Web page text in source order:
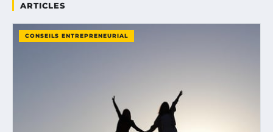
ARTICLES
CONSEILS ENTREPRENEURIAL